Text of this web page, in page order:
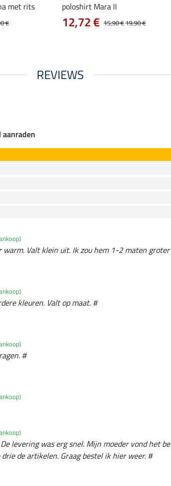
met rits
€
poloshirt Mara II
15,90 €19,90 €
12,72 €
REVIEWS
Valt klein uit. Ik zou hem 1-2 maten
kleuren. Valt op maat. #
#
levering was erg snel. Mijn moeder vond het
de artikelen. Graag bestel ik hier weer. #